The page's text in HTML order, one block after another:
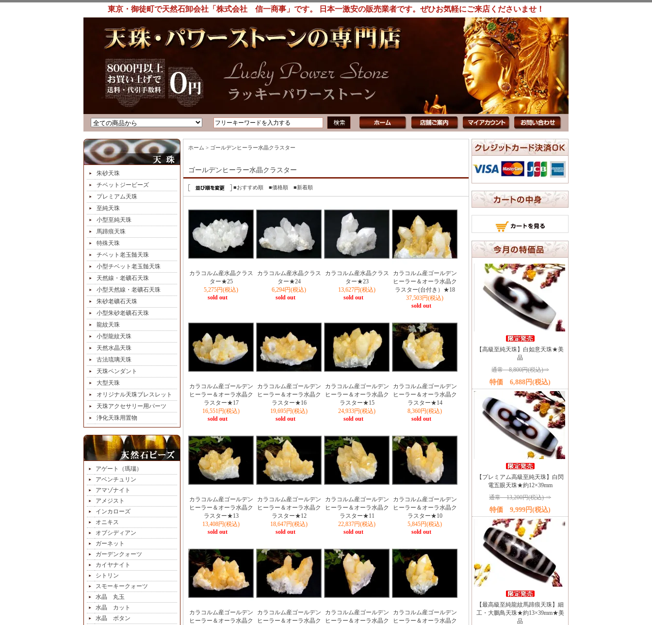
東京・御徒町で天然石卸会社「株式会社 信一商事」です。 日本一激安の販売業者です。ぜひお気軽にご来店くださいませ！
朱砂天珠
チベットジービーズ
プレミアム天珠
至純天珠
小型至純天珠
馬蹄痕天珠
特殊天珠
チベット老玉髄天珠
小型チベット老玉髄天珠
天然線・老礦石天珠
小型天然線・老礦石天珠
朱砂老礦石天珠
小型朱砂老礦石天珠
龍紋天珠
小型龍紋天珠
天然水晶天珠
古法琉璃天珠
天珠ペンダント
大型天珠
オリジナル天珠ブレスレット
天珠アクセサリー用パーツ
浄化天珠用置物
アゲート（瑪瑙）
アベンチュリン
アマゾナイト
アメジスト
インカローズ
オニキス
オブシディアン
ガーネット
ガーデンクォーツ
カイヤナイト
シトリン
スモーキークォーツ
水晶 丸玉
水晶 カット
水晶 ボタン
ホーム > ゴールデンヒーラー水晶クラスター
ゴールデンヒーラー水晶クラスター
■おすすめ順 ■価格順 ■新着順
カラコルム産水晶クラス
ター★25
5,275円(税込)
sold out
カラコルム産水晶クラス
ター★24
6,294円(税込)
sold out
カラコルム産水晶クラス
ター★23
13,627円(税込)
sold out
カラコルム産ゴールデン
ヒーラー＆オーラ水晶ク
ラスター(台付き）★18
37,503円(税込)
sold out
カラコルム産ゴールデン
ヒーラー＆オーラ水晶ク
ラスター★17
16,551円(税込)
sold out
カラコルム産ゴールデン
ヒーラー＆オーラ水晶ク
ラスター★16
19,695円(税込)
sold out
カラコルム産ゴールデン
ヒーラー＆オーラ水晶ク
ラスター★15
24,933円(税込)
sold out
カラコルム産ゴールデン
ヒーラー＆オーラ水晶ク
ラスター★14
8,360円(税込)
sold out
カラコルム産ゴールデン
ヒーラー＆オーラ水晶ク
ラスター★13
13,408円(税込)
sold out
カラコルム産ゴールデン
ヒーラー＆オーラ水晶ク
ラスター★12
18,647円(税込)
sold out
カラコルム産ゴールデン
ヒーラー＆オーラ水晶ク
ラスター★11
22,837円(税込)
sold out
カラコルム産ゴールデン
ヒーラー＆オーラ水晶ク
ラスター★10
5,845円(税込)
sold out
カラコルム産ゴールデン
ヒーラー＆オーラ水晶ク
カラコルム産ゴールデン
ヒーラー＆オーラ水晶ク
カラコルム産ゴールデン
ヒーラー＆オーラ水晶ク
カラコルム産ゴールデン
ヒーラー＆オーラ水晶ク
【高級至純天珠】白如意天珠★美
品
通常 8,800円(税込)⇒
特価 6,888円(税込)
【プレミアム高級至純天珠】白閃
電五眼天珠★約12×39mm
通常 13,200円(税込) ⇒
特価 9,999円(税込)
【最高級至純龍紋馬蹄痕天珠】細
工・大鵬鳥天珠★約13×39mm★美
品